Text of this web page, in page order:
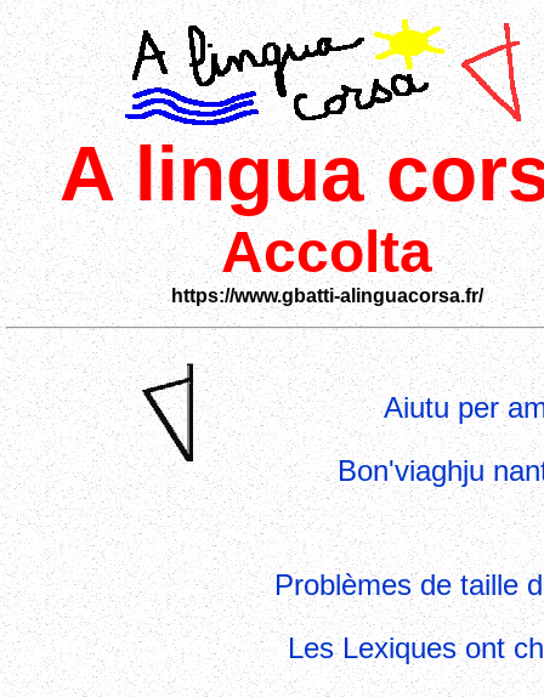
A lingua
Accolta
https://www.gbatti-alinguacorsa.fr/
Aiutu per
Bon'viaghju
Problèmes de taille
Les Lexiques ont